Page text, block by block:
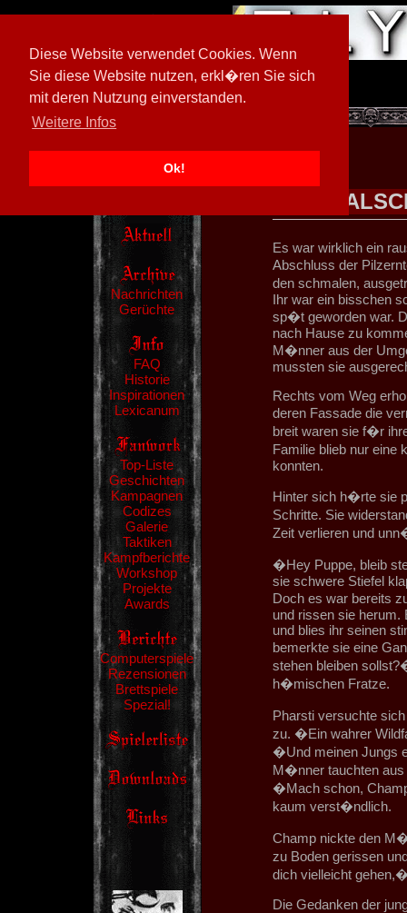
Diese Website verwendet Cookies. Wenn
Sie diese Website nutzen, erkl�ren Sie sich
mit deren Nutzung einverstanden.
Weitere Infos
Ok!
[ 605026/M3]
Nachrichten
Gerüchte
FAQ
Historie
Inspirationen
Lexicanum
Top-Liste
Geschichten
Kampagnen
Codizes
Galerie
Taktiken
Kampfberichte
Workshop
Projekte
Awards
Computerspiele
Rezensionen
Brettspiele
Spezial!
ZUR
Es war wirklich ein
Abschluss der
den schmalen,
Ihr war ein bisschen
sp�t geworden war.
nach Hause zu
M�nner aus der
mussten sie
Rechts vom Weg
deren Fassade die
breit waren sie f�r
Familie blieb nur eine
konnten.
Hinter sich h�rte sie
Schritte. Sie
Zeit verlieren und
�Hey Puppe, bleib
sie schwere Stiefel
Doch es war bereits
und rissen sie herum.
und blies ihr seinen
bemerkte sie eine
stehen bleiben
h�mischen Fratze.
Pharsti versuchte
zu. �Ein wahrer
�Und meinen Jungs
M�nner tauchten aus
�Mach schon,
kaum verst�ndlich.
Champ nickte den
zu Boden gerissen
dich vielleicht
Die Gedanken der